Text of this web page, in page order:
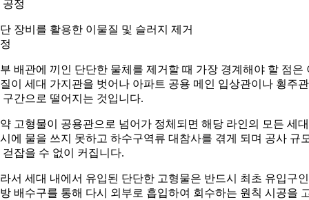
장비를 활용한 이물질 및 슬러지 제거
배관에 끼인 단단한 물체를 제거할 때 가장 경계해야 할 점은
이 세대 가지관을 벗어나 아파트 공용 메인 입상관이나 횡주
구간으로 떨어지는 것입니다.
고형물이 공용관으로 넘어가 정체되면 해당 라인의 모든 세
에 물을 쓰지 못하고 하수구역류 대참사를 겪게 되며 공사 규
걷잡을 수 없이 커집니다.
서 세대 내에서 유입된 단단한 고형물은 반드시 최초 유입구인
배수구를 통해 다시 외부로 흡입하여 회수하는 원칙 시공을